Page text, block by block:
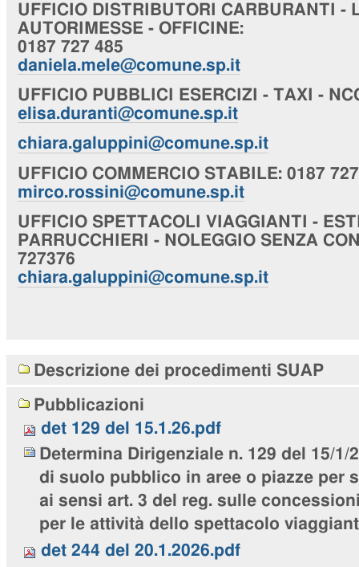
UFFICIO DISTRIBUTORI CARBURANTI -
AUTORIMESSE - OFFICINE:
0187 727 485
daniela.mele@comune.sp.it
UFFICIO PUBBLICI ESERCIZI - TAXI -
elisa.duranti@comune.sp.it
chiara.galuppini@comune.sp.it
UFFICIO COMMERCIO STABILE: 0187
mirco.rossini@comune.sp.it
UFFICIO SPETTACOLI VIAGGIANTI -
PARRUCCHIERI - NOLEGGIO SENZA
727376
chiara.galuppini@comune.sp.it
Navigazione
Descrizione dei procedimenti SUAP
Pubblicazioni
det 129 del 15.1.26.pdf
Determina Dirigenziale n. 129 del 15/1/
di suolo pubblico in aree o piazze per
ai sensi art. 3 del reg. sulle
per le attività dello spettacolo
det 244 del 20.1.2026.pdf